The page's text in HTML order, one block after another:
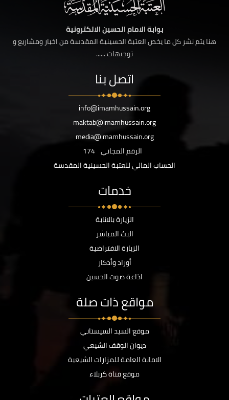
بوابة الامام الحسين الالكترونية
هنا يتم نشر كل ما يخص العتبة الحسينية المقدسة من اخبار ومشاريع و
توجيهات ......
اتصل بنا
info@imamhussain.org
maktab@imamhussain.org
media@imamhussain.org
الرقم المجاني 174
الحساب المالي للعتبة الحسينية المقدسة
خدمات
الزيارة بالانابة
البث المباشر
الزيارة الافتراضية
أوراد وأذكار
اذاعة صوت الحسين
مواقع ذات صلة
موقع السيد السيستاني
ديوان الوقف الشيعي
الامانة العامة للمزارات الشيعية
موقع قناة كربلاء